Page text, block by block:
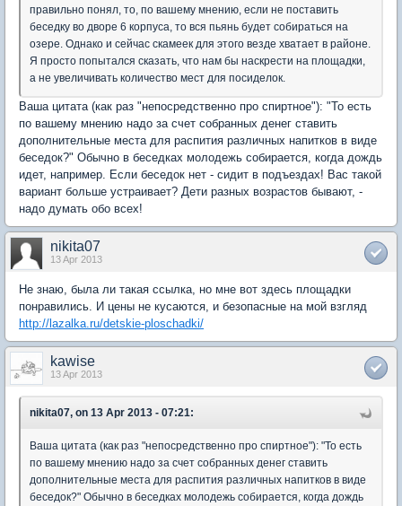
правильно понял, то, по вашему мнению, если не поставить
беседку во дворе 6 корпуса, то вся пьянь будет собираться на
озере. Однако и сейчас скамеек для этого везде хватает в районе.
Я просто попытался сказать, что нам бы наскрести на площадки,
а не увеличивать количество мест для посиделок.
Ваша цитата (как раз "непосредственно про спиртное"): "То есть
по вашему мнению надо за счет собранных денег ставить
дополнительные места для распития различных напитков в виде
беседок?" Обычно в беседках молодежь собирается, когда дождь
идет, например. Если беседок нет - сидит в подъездах! Вас такой
вариант больше устраивает? Дети разных возрастов бывают, -
надо думать обо всех!
nikita07
13 Apr 2013
Не знаю, была ли такая ссылка, но мне вот здесь площадки
понравились. И цены не кусаются, и безопасные на мой взгляд
http://lazalka.ru/detskie-ploschadki/
kawise
13 Apr 2013
nikita07, on 13 Apr 2013 - 07:21:
Ваша цитата (как раз "непосредственно про спиртное"): "То есть
по вашему мнению надо за счет собранных денег ставить
дополнительные места для распития различных напитков в виде
беседок?" Обычно в беседках молодежь собирается, когда дождь